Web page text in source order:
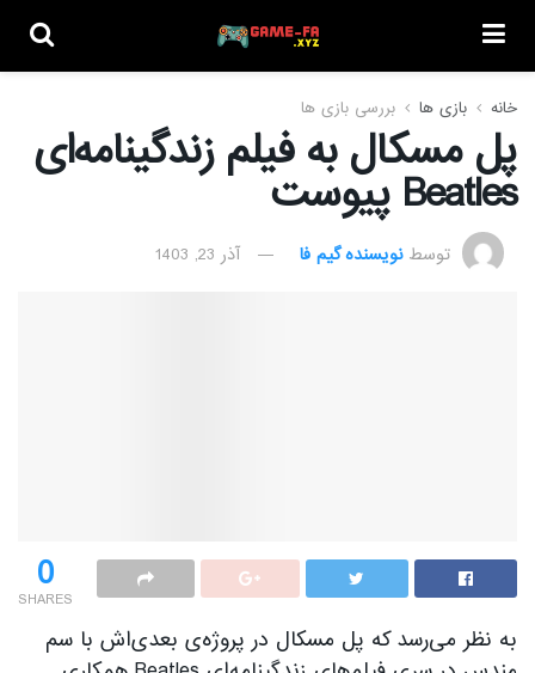
خانه بازی ها بررسی بازی ها
پل مسکال به فیلم زندگینامه‌ای
Beatles پیوست
توسط نویسنده گیم فا آذر 23, 1403
0
SHARES
به نظر می‌رسد که پل مسکال در پروژه‌ی بعدی‌اش با سم